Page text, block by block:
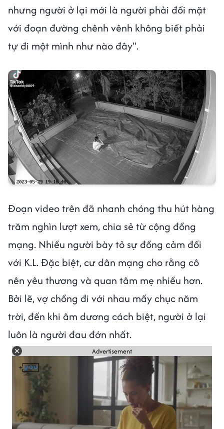
nhưng người ở lại mới là người phải đối mặt
với đoạn đường chênh vênh không biết phải
tự đi một mình như nào đây".
Đoạn video trên đã nhanh chóng thu hút hàng
trăm nghìn lượt xem, chia sẻ từ cộng đồng
mạng. Nhiều người bày tỏ sự đồng cảm đối
với K.L. Đặc biệt, cư dân mạng cho rằng cô
nên yêu thương và quan tâm mẹ nhiều hơn.
Bởi lẽ, vợ chồng đi với nhau mấy chục năm
trời, đến khi âm dương cách biệt, người ở lại
luôn là người đau đớn nhất.
Advertisement